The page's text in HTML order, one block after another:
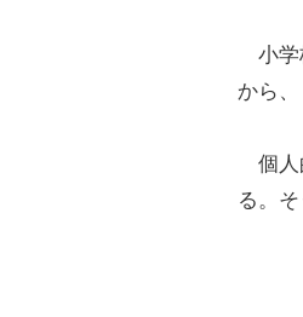
小学
から
個人
る。